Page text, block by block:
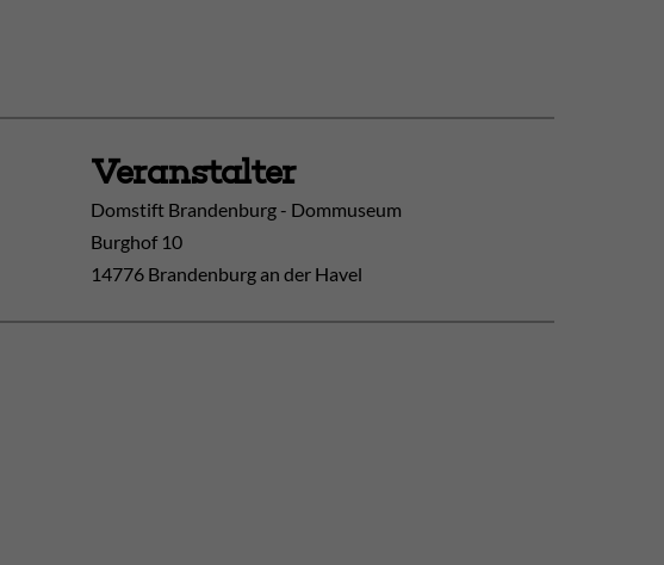
Veranstalter
Domstift Brandenburg - Dommuseum
Burghof 10
14776 Brandenburg an der Havel